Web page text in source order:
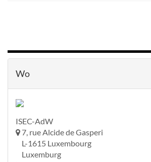
Wo
ISEC-AdW
7, rue Alcide de Gasperi
L-1615 Luxembourg
Luxemburg